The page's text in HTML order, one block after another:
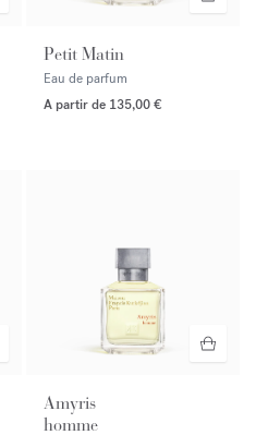
Petit Matin
Eau de parfum
A partir de 135,00 €
Amyris
homme